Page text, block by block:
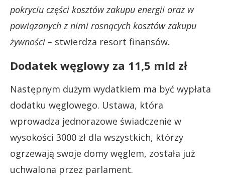
pokryciu części kosztów zakupu energii oraz w
powiązanych z nimi rosnących kosztów zakupu
żywności – stwierdza resort finansów.
Dodatek węglowy za 11,5 mld zł
Następnym dużym wydatkiem ma być wypłata
dodatku węglowego. Ustawa, która
wprowadza jednorazowe świadczenie w
wysokości 3000 zł dla wszystkich, którzy
ogrzewają swoje domy węglem, została już
uchwalona przez parlament.